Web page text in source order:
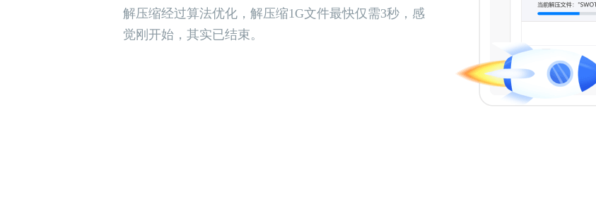
解压缩经过算法优化，解压缩1G文件最快仅需3秒，感
觉刚开始，其实已结束。